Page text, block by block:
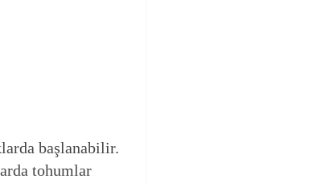
başlanabilir.
tohumlar